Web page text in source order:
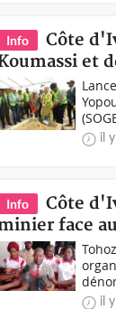
Info
Côte
et
il
Info
Côte
face
il